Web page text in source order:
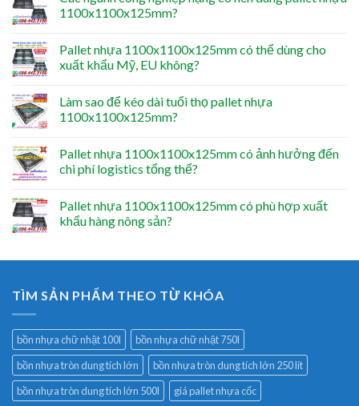
1100x1100x125mm?
Pallet nhựa 1100x1100x125mm có thể dùng cho
xuất khẩu Mỹ, EU không?
Làm sao để kéo dài tuổi thọ pallet nhựa
1100x1100x125mm?
Pallet nhựa 1100x1100x125mm có ảnh hưởng đến
chi phí logistics tổng thể?
Pallet nhựa 1100x1100x125mm có phù hợp xuất
khẩu hàng nông sản?
TÌM SẢN PHẨM THEO TỪ KHÓA
bồn nhựa chữ nhật 100l
bồn nhựa chữ nhật 750l
bồn nhựa tròn dung tích lớn
bồn nhựa tròn dung tích lớn 250 lít
bồn nhựa tròn dung tích lớn 500l
giá pallet nhựa cốc